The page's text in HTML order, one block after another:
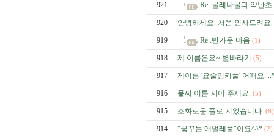
921 Re..물레나물과 약난초
920 안녕하세요. 처음 인사드려요.
919 Re..반가운 마음 (1)
918 제 이름은요~ 별바라기 (5)
917 제이름 '요술밍키풀' 어때요
916 풀씨 이름 지어 주세요. (5)
915 조화로운 풀로 지었습니다. (8)
914 "꿈꾸는 애벌레풀"이요^^* (2)